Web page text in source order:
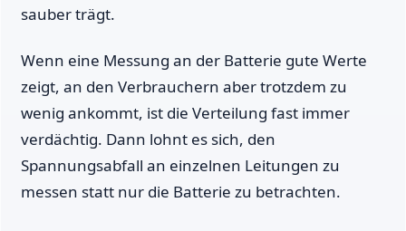
sauber trägt.
Wenn eine Messung an der Batterie gute Werte
zeigt, an den Verbrauchern aber trotzdem zu
wenig ankommt, ist die Verteilung fast immer
verdächtig. Dann lohnt es sich, den
Spannungsabfall an einzelnen Leitungen zu
messen statt nur die Batterie zu betrachten.